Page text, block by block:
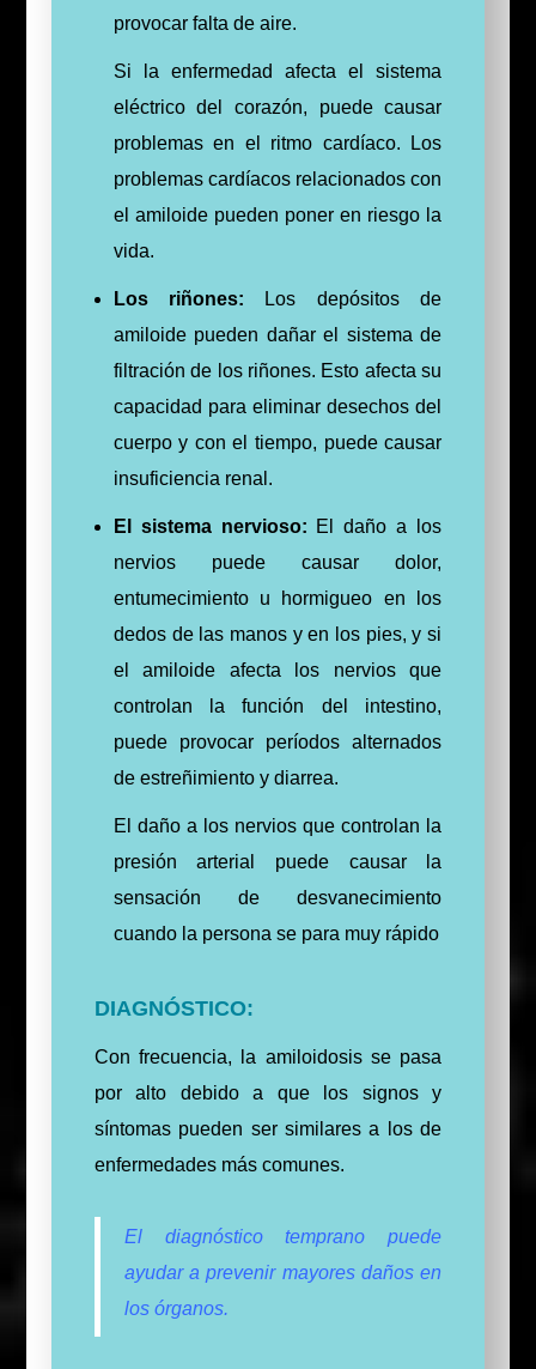
provocar falta de aire.
Si la enfermedad afecta el sistema
eléctrico del corazón, puede causar
problemas en el ritmo cardíaco. Los
problemas cardíacos relacionados con
el amiloide pueden poner en riesgo la
vida.
Los riñones: Los depósitos de
amiloide pueden dañar el sistema de
filtración de los riñones. Esto afecta su
capacidad para eliminar desechos del
cuerpo y con el tiempo, puede causar
insuficiencia renal.
El sistema nervioso: El daño a los
nervios puede causar dolor,
entumecimiento u hormigueo en los
dedos de las manos y en los pies, y si
el amiloide afecta los nervios que
controlan la función del intestino,
puede provocar períodos alternados
de estreñimiento y diarrea.
El daño a los nervios que controlan la
presión arterial puede causar la
sensación de desvanecimiento
cuando la persona se para muy rápido
DIAGNÓSTICO:
Con frecuencia, la amiloidosis se pasa
por alto debido a que los signos y
síntomas pueden ser similares a los de
enfermedades más comunes.
El diagnóstico temprano puede
ayudar a prevenir mayores daños en
los órganos.